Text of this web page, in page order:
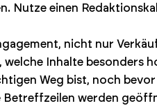
Nutze einen
nicht nur
welche Inhalte besonders
Weg bist, noch
Betreffzeilen werden